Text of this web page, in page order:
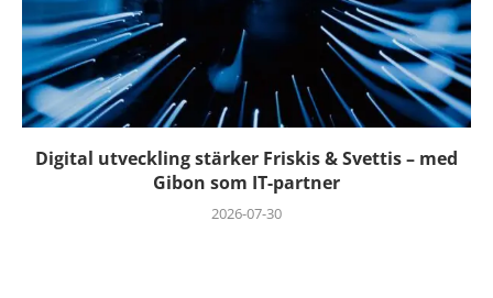
Digital utveckling stärker Friskis & Svettis – med
Gibon som IT-partner
2026-07-30